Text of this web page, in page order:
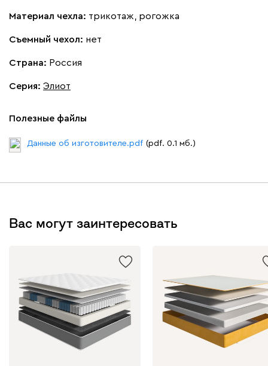
Материал чехла: трикотаж, рогожка
Съемный чехол: нет
Страна: Россия
Серия: Элиот
Полезные файлы
Данные об изготовителе.pdf (pdf. 0.1 мб.)
Вас могут заинтересовать